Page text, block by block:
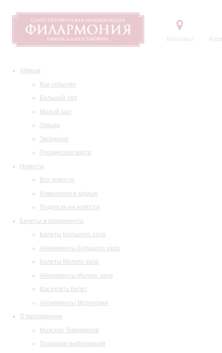
Контакты
Афиша
Все события
Большой зал
Малый зал
Лекции
Экскурсии
Пушкинская карта
Новости
Все новости
Изменения в афише
Подписка на новости
Билеты и абонементы
Билеты Большого зала
Абонементы Большого зала
Билеты Малого зала
Абонементы Малого зала
Как купить билет
Абонементы Музитория
О филармонии
Маэстро Темирканов
Правовая информация